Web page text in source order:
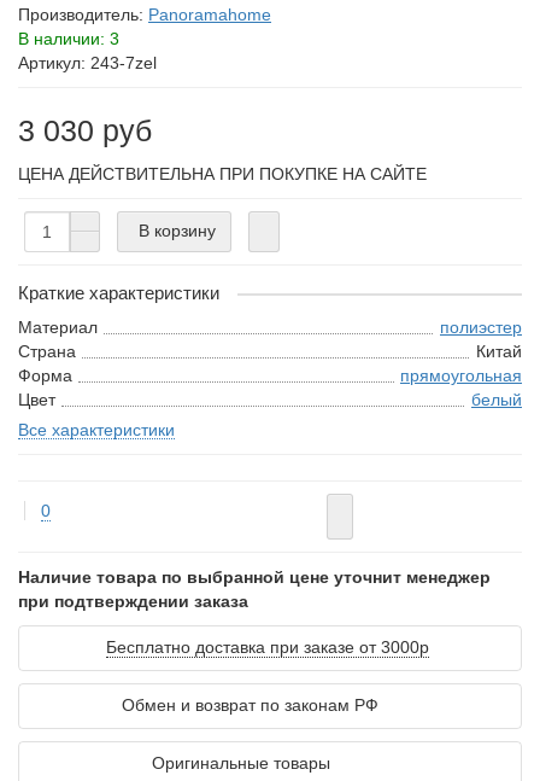
Производитель: Panoramahome
В наличии: 3
Артикул: 243-7zel
3 030 руб
ЦЕНА ДЕЙСТВИТЕЛЬНА ПРИ ПОКУПКЕ НА САЙТЕ
В корзину
Краткие характеристики
Материал
полиэстер
Страна
Китай
Форма
прямоугольная
Цвет
белый
Все характеристики
0
Наличие товара по выбранной цене уточнит менеджер
при подтверждении заказа
Бесплатно доставка при заказе от 3000р
Обмен и возврат по законам РФ
Оригинальные товары